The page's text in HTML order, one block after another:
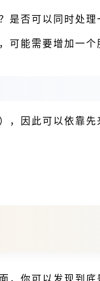
否可以同时处理
能需要增加一
因此可以依靠
你可以发现到底